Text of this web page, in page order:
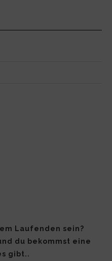
Laufenden sein?
du bekommst eine
gibt..